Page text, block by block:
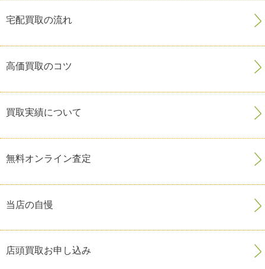
宅配買取の流れ
高価買取のコツ
買取実績について
無料オンライン査定
当店の自慢
店頭買取お申し込み